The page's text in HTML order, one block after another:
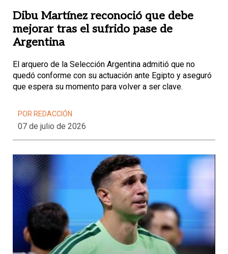
Dibu Martínez reconoció que debe
mejorar tras el sufrido pase de
Argentina
El arquero de la Selección Argentina admitió que no
quedó conforme con su actuación ante Egipto y aseguró
que espera su momento para volver a ser clave.
POR REDACCIÓN
07 de julio de 2026